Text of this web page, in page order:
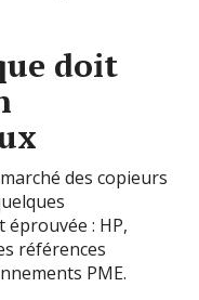
doit
des copieurs
: HP,
références
PME.